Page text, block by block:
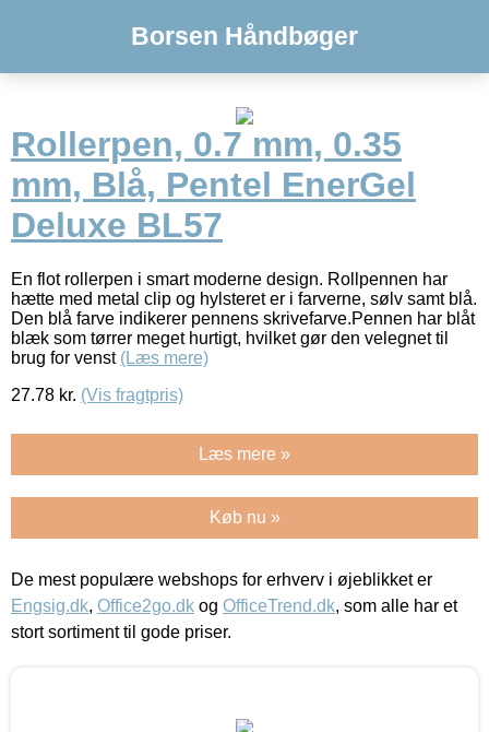
Borsen Håndbøger
Rollerpen, 0.7 mm, 0.35
mm, Blå, Pentel EnerGel
Deluxe BL57
En flot rollerpen i smart moderne design. Rollpennen har
hætte med metal clip og hylsteret er i farverne, sølv samt blå.
Den blå farve indikerer pennens skrivefarve.Pennen har blåt
blæk som tørrer meget hurtigt, hvilket gør den velegnet til
brug for venst (Læs mere)
27.78 kr. (Vis fragtpris)
Læs mere »
Køb nu »
De mest populære webshops for erhverv i øjeblikket er
Engsig.dk, Office2go.dk og OfficeTrend.dk, som alle har et
stort sortiment til gode priser.